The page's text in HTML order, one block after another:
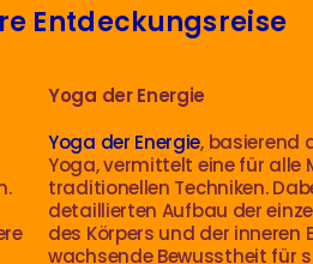
Entdeckungsreise
Yoga der Energie
Yoga der Energie, basierend
Yoga, vermittelt eine für alle
traditionellen Techniken.
detaillierten Aufbau der
des Körpers und der
wachsende Bewusstheit für